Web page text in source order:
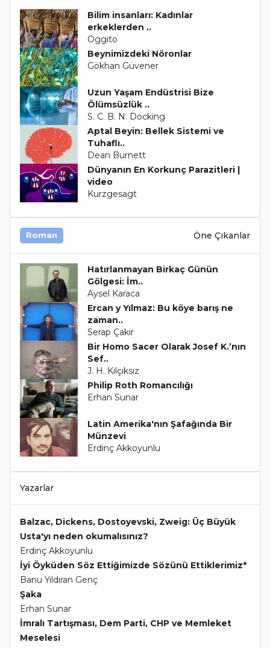
Bilim insanları: Kadınlar
erkeklerden ..
Oggito
Beynimizdeki Nöronlar
Gökhan Güvener
Uzun Yaşam Endüstrisi Bize
Ölümsüzlük ..
S. C. B. N. Docking
Aptal Beyin: Bellek Sistemi ve
Tuhaflı..
Dean Burnett
Dünyanın En Korkunç Parazitleri |
video
Kurzgesagt
Roman Öne Çıkanlar
Hatırlanmayan Birkaç Günün
Gölgesi: İm..
Aysel Karaca
Ercan y Yılmaz: Bu köye barış ne
zaman..
Serap Çakır
Bir Homo Sacer Olarak Josef K.’nın
Sef..
J. H. Kılçıksız
Philip Roth Romancılığı
Erhan Sunar
Latin Amerika'nın Şafağında Bir
Münzevi
Erdinç Akkoyunlu
Yazarlar
Balzac, Dickens, Dostoyevski, Zweig: Üç Büyük
Usta'yı neden okumalısınız?
Erdinç Akkoyunlu
İyi Öyküden Söz Ettiğimizde Sözünü Ettiklerimiz*
Banu Yıldıran Genç
Şaka
Erhan Sunar
İmralı Tartışması, Dem Parti, CHP ve Memleket
Meselesi